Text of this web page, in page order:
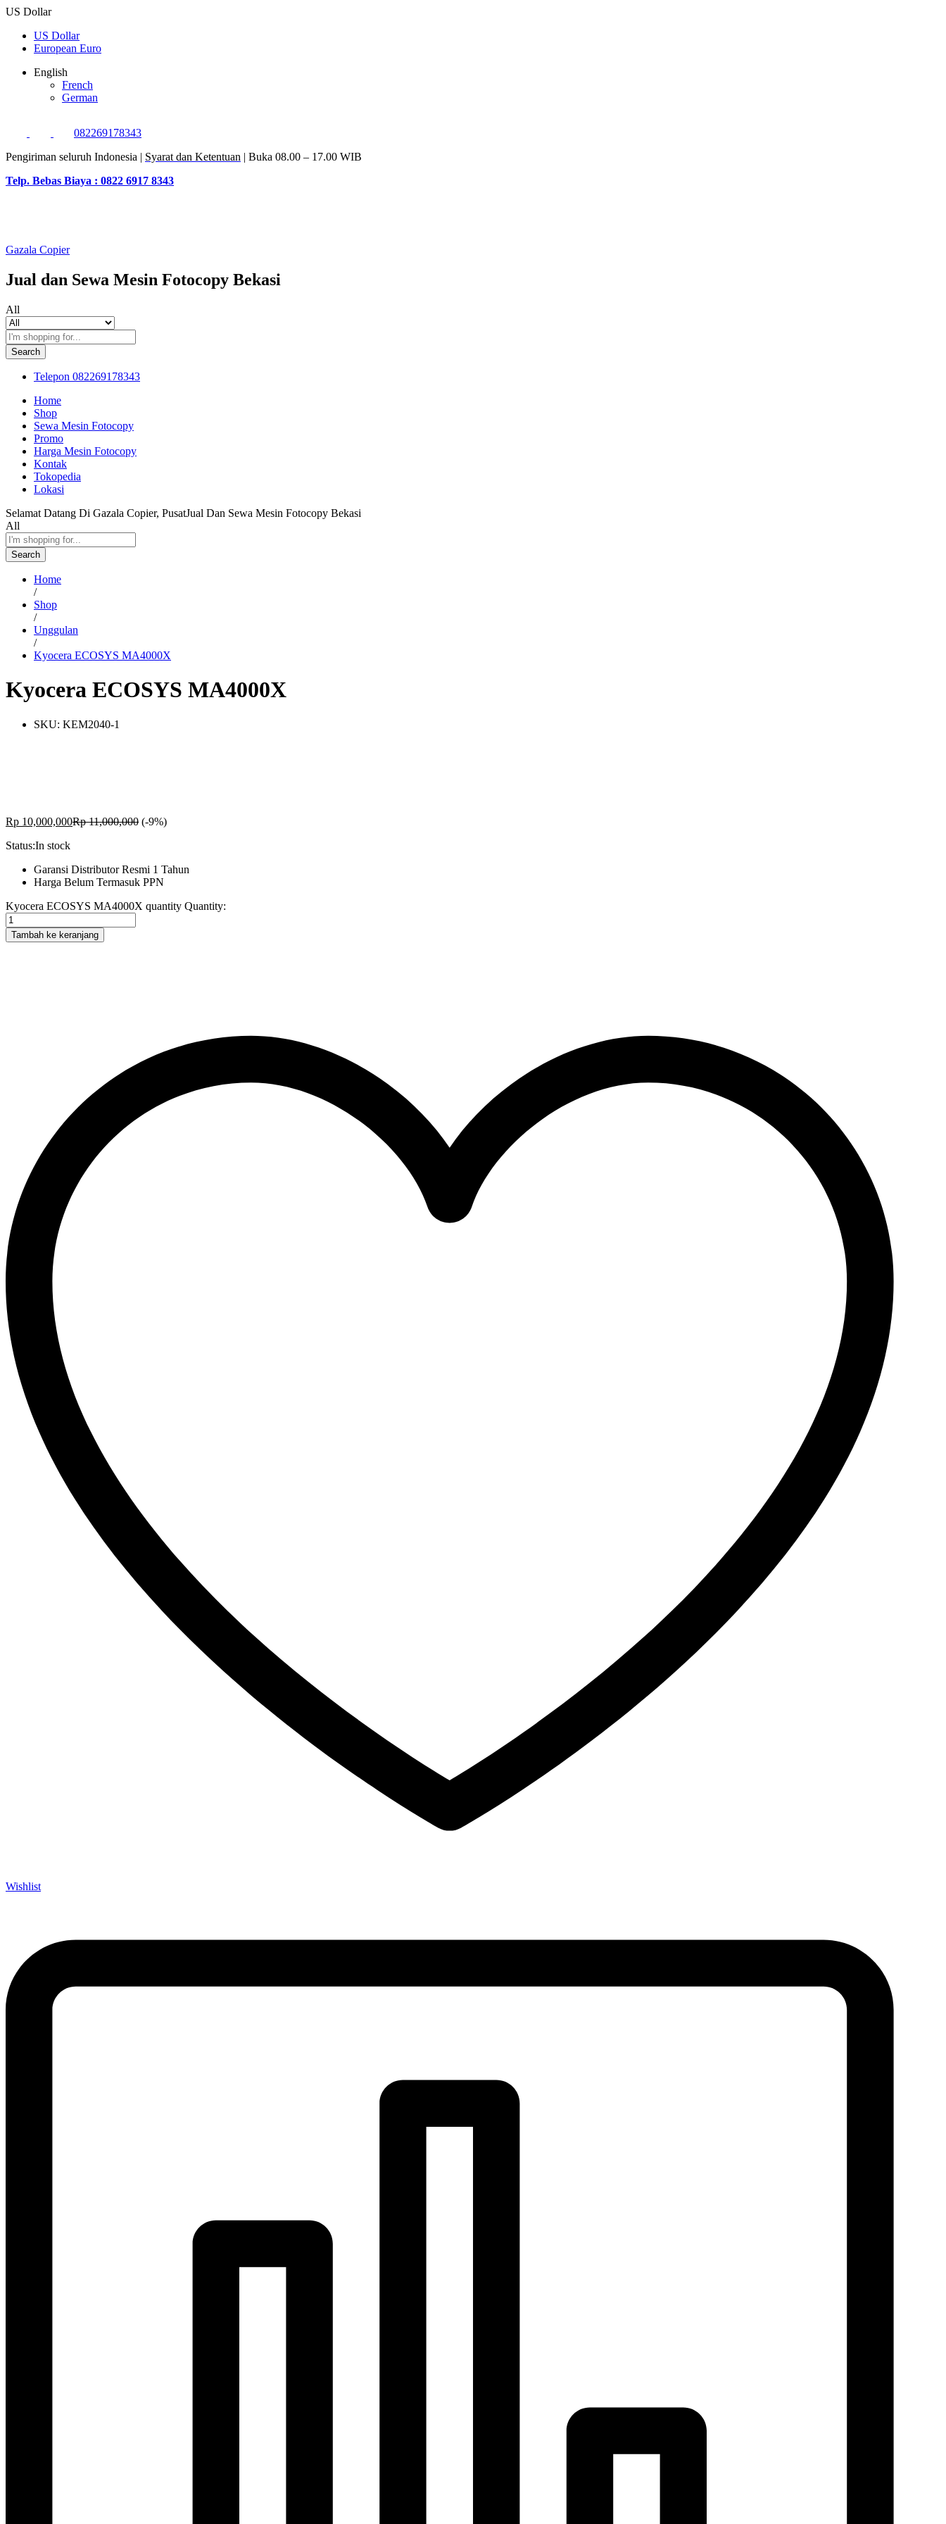
US Dollar
US Dollar
European Euro
English
French
German
082269178343
Pengiriman seluruh Indonesia | Syarat dan Ketentuan | Buka 08.00 – 17.00 WIB
Telp. Bebas Biaya : 0822 6917 8343
Gazala Copier
Jual dan Sewa Mesin Fotocopy Bekasi
All
Search
Telepon 082269178343
Home
Shop
Sewa Mesin Fotocopy
Promo
Harga Mesin Fotocopy
Kontak
Tokopedia
Lokasi
Selamat Datang Di Gazala Copier, PusatJual Dan Sewa Mesin Fotocopy Bekasi
All
Search
Home
/
Shop
/
Unggulan
/
Kyocera ECOSYS MA4000X
Kyocera ECOSYS MA4000X
SKU: KEM2040-1
Rp 10,000,000Rp11,000,000 (-9%)
Status:In stock
Garansi Distributor Resmi 1 Tahun
Harga Belum Termasuk PPN
Kyocera ECOSYS MA4000X quantity Quantity:
Tambah ke keranjang
Wishlist